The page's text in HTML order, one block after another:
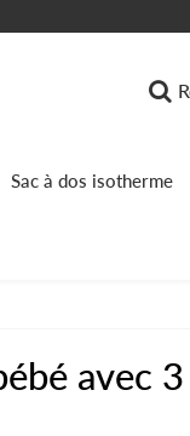
Sac à dos isotherme
avec